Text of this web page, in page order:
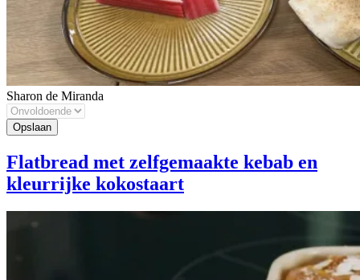
Sharon de Miranda
Flatbread met zelfgemaakte kebab en
kleurrijke kokostaart